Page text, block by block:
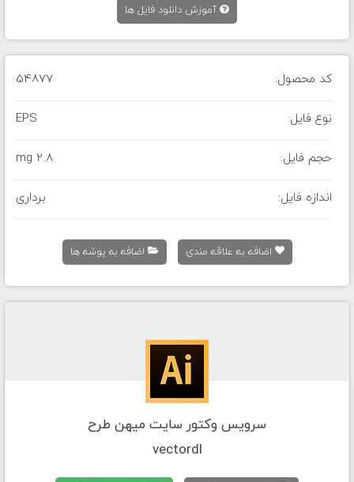
آموزش دانلود فایل ها
کد محصول: 54877
نوع فایل: EPS
حجم فایل: 2.8 mg
اندازه فایل: برداری
اضافه به علاقه مندی اضافه به پوشه ها
سرویس وکتور سایت میهن طرح
vectordl